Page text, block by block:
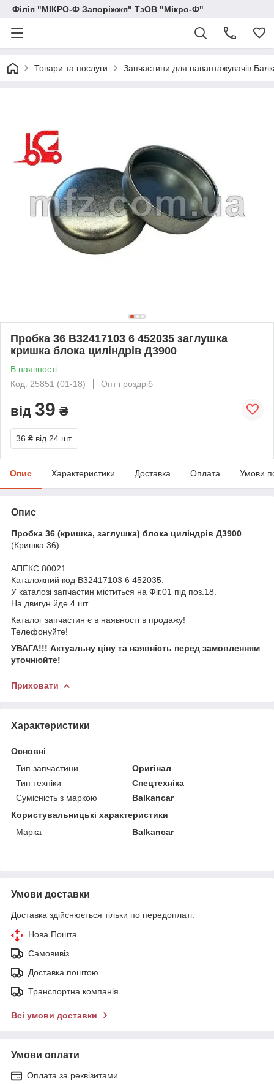
Філія "МІКРО-Ф Запоріжжя" ТзОВ "Мікро-Ф"
Товари та послуги Запчастини для навантажувачів
Пробка 36 В32417103 6 452035 заглушка
кришка блока циліндрів Д3900
В наявності
Код: 25851 (01-18)
Опт і роздріб
від 39 ₴
36 ₴ від 24 шт.
Опис Характеристики Доставка Оплата Умови
Опис
Пробка 36 (кришка, заглушка) блока циліндрів Д3900
(Кришка 36)
АПЕКС 80021
Каталожний код В32417103 6 452035.
У каталозі запчастин міститься на Фіг.01 під поз.18.
На двигун йде 4 шт.
Каталог запчастин є в наявності в продажу!
Телефонуйте!
УВАГА!!! Актуальну ціну та наявність перед замовленням
уточнюйте!
Приховати
Характеристики
Основні
Тип запчастини
Оригінал
Тип техніки
Спецтехніка
Сумісність з маркою
Balkancar
Користувальницькі характеристики
Марка
Balkancar
Умови доставки
Доставка здійснюється тільки по передоплаті.
Нова Пошта
Самовивіз
Доставка поштою
Транспортна компанія
Всі умови доставки
Умови оплати
Оплата за реквізитами